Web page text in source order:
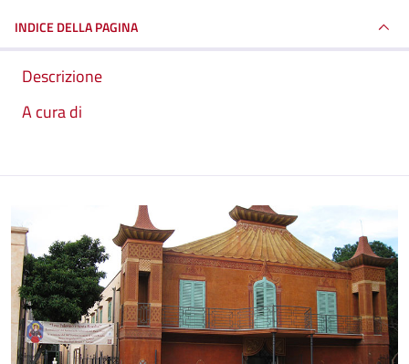
INDICE DELLA PAGINA
Descrizione
A cura di